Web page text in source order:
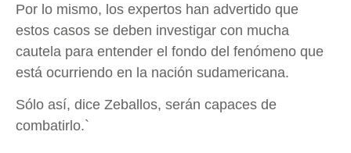
Por lo mismo, los expertos han advertido que
estos casos se deben investigar con mucha
cautela para entender el fondo del fenómeno que
está ocurriendo en la nación sudamericana.
Sólo así, dice Zeballos, serán capaces de
combatirlo.`